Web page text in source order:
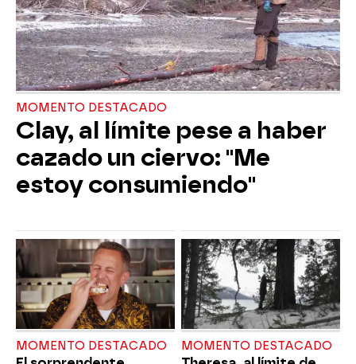
MOMENTO DESTACADO
Clay, al límite pese a haber
cazado un ciervo: "Me
estoy consumiendo"
MOMENTO DESTACADO MOMENTO DESTACADO